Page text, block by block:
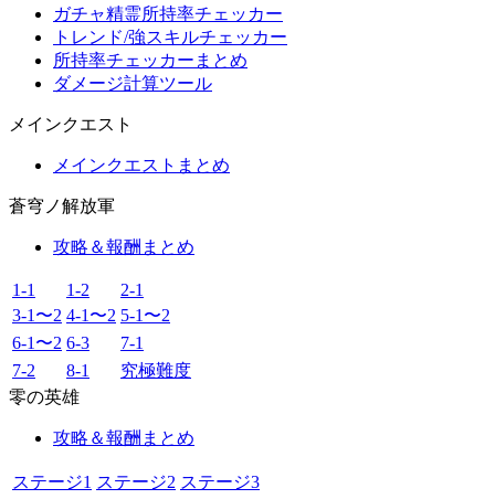
ガチャ精霊所持率チェッカー
トレンド/強スキルチェッカー
所持率チェッカーまとめ
ダメージ計算ツール
メインクエスト
メインクエストまとめ
蒼穹ノ解放軍
攻略＆報酬まとめ
1-1 1-2
2-1
3-1〜2 4-1〜2 5-1〜2
6-1〜2 6-3
7-1
7-2
8-1
究極難度
零の英雄
攻略＆報酬まとめ
ステージ1 ステージ2 ステージ3